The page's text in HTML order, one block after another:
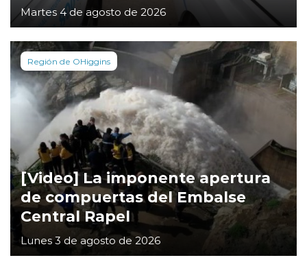
Martes 4 de agosto de 2026
Región de OHiggins
[Video] La imponente apertura
de compuertas del Embalse
Central Rapel
Lunes 3 de agosto de 2026